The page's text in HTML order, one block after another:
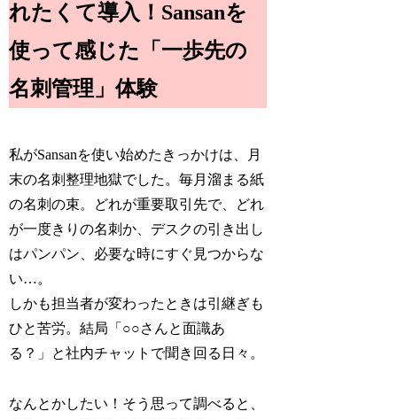
れたくて導入！Sansanを
使って感じた「一歩先の
名刺管理」体験
私がSansanを使い始めたきっかけは、月
末の名刺整理地獄でした。毎月溜まる紙
の名刺の束。どれが重要取引先で、どれ
が一度きりの名刺か、デスクの引き出し
はパンパン、必要な時にすぐ見つからな
い…。
しかも担当者が変わったときは引継ぎも
ひと苦労。結局「○○さんと面識あ
る？」と社内チャットで聞き回る日々。
なんとかしたい！そう思って調べると、